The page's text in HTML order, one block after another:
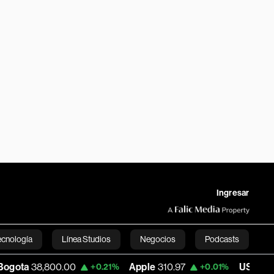
Ingresar
Línea Studios Negocios Podcasts
English+0.21% Apple 310.97 +0.01% USD COP 3,156.94